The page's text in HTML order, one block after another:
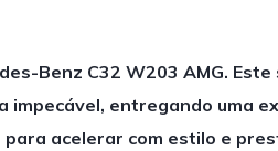
Benz C32 W203 AMG. Este
entregando uma
acelerar com estilo e